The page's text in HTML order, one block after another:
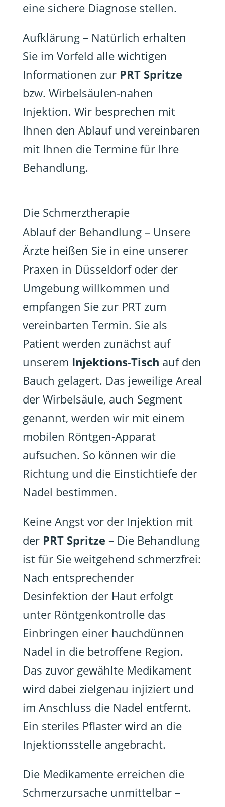
eine sichere Diagnose stellen.
Aufklärung – Natürlich erhalten
Sie im Vorfeld alle wichtigen
Informationen zur PRT Spritze
bzw. Wirbelsäulen-nahen
Injektion. Wir besprechen mit
Ihnen den Ablauf und vereinbaren
mit Ihnen die Termine für Ihre
Behandlung.
Die Schmerztherapie
Ablauf der Behandlung – Unsere
Ärzte heißen Sie in eine unserer
Praxen in Düsseldorf oder der
Umgebung willkommen und
empfangen Sie zur PRT zum
vereinbarten Termin. Sie als
Patient werden zunächst auf
unserem Injektions-Tisch auf den
Bauch gelagert. Das jeweilige Areal
der Wirbelsäule, auch Segment
genannt, werden wir mit einem
mobilen Röntgen-Apparat
aufsuchen. So können wir die
Richtung und die Einstichtiefe der
Nadel bestimmen.
Keine Angst vor der Injektion mit
der PRT Spritze – Die Behandlung
ist für Sie weitgehend schmerzfrei:
Nach entsprechender
Desinfektion der Haut erfolgt
unter Röntgenkontrolle das
Einbringen einer hauchdünnen
Nadel in die betroffene Region.
Das zuvor gewählte Medikament
wird dabei zielgenau injiziert und
im Anschluss die Nadel entfernt.
Ein steriles Pflaster wird an die
Injektionsstelle angebracht.
Die Medikamente erreichen die
Schmerzursache unmittelbar –